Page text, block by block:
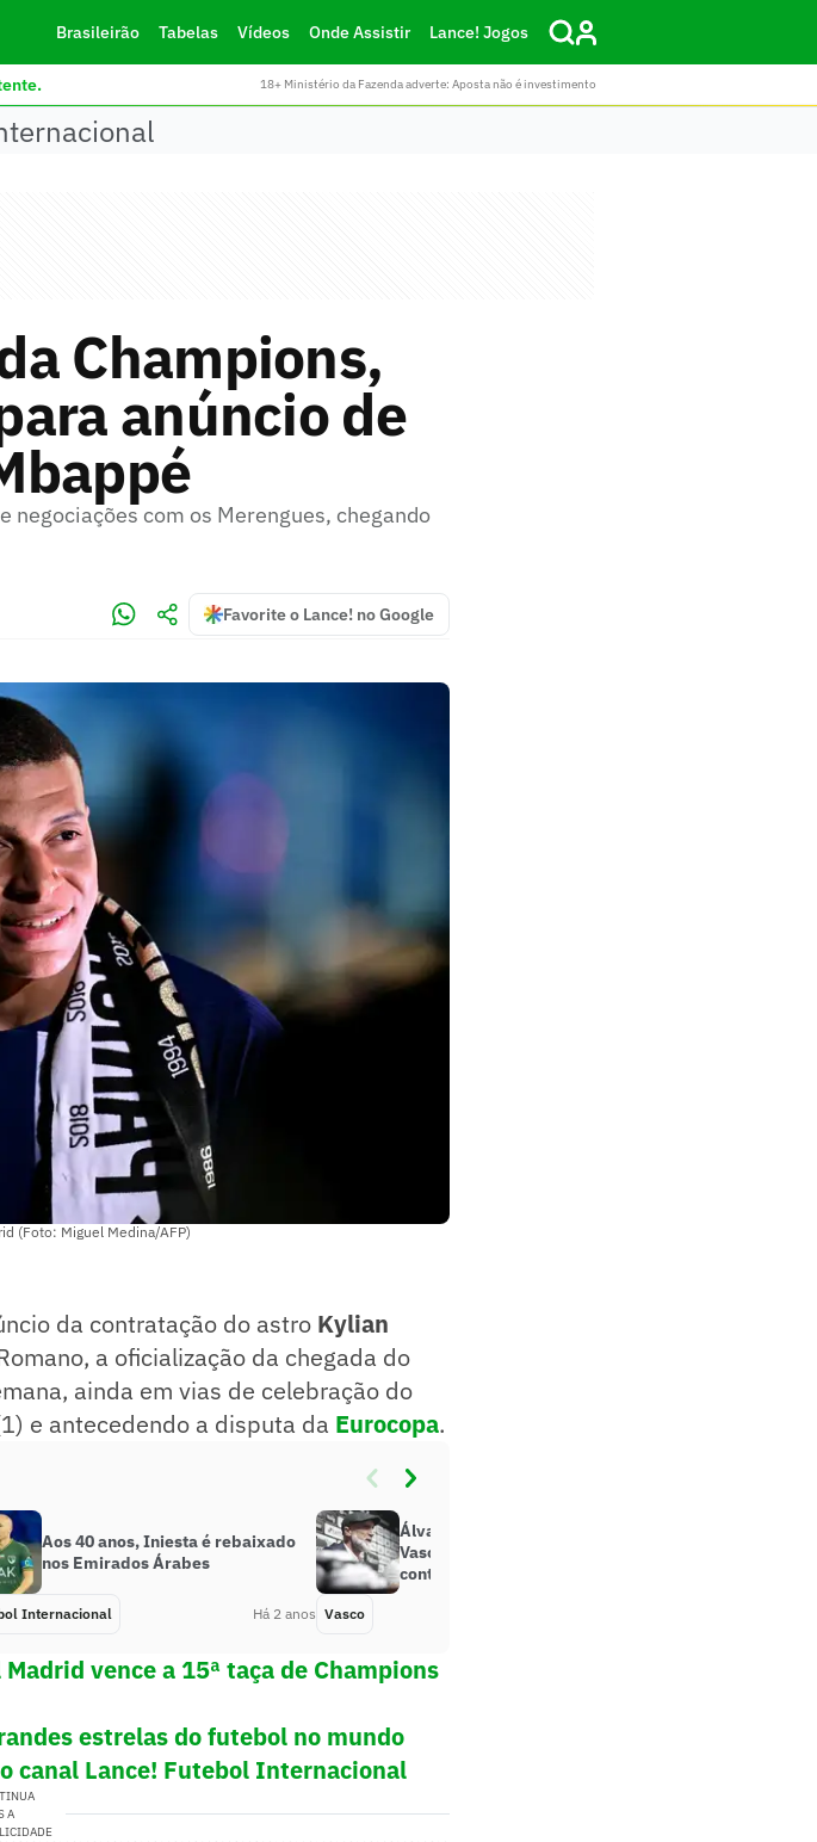
Brasileirão Tabelas Vídeos Onde Assistir Lance! Jogos
18+ Ministério da Fazenda adverte: Aposta não é investimento
Champions,
anúncio de
com os Merengues, chegando
Favorite o Lance! no Google
(Foto: Miguel Medina/AFP)
da contratação do astro Kylian
a oficialização da chegada do
ainda em vias de celebração do
e antecedendo a disputa da Eurocopa.
Aos 40 anos, Iniesta é rebaixado
nos Emirados Árabes
Internacional Há 2 anos
Álvaro Pacheco pode estrear pelo
Vasco alcançando feito importante
contra o Flamengo no Brasileirão
Vasco
vence a 15ª taça de Champions
estrelas do futebol no mundo
canal Lance! Futebol Internacional
A